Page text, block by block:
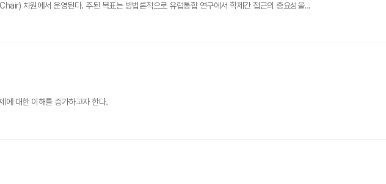
차원에서 운영된다. 주된 목표는 방법론적으로 유럽통합 연구에서 학제간 접근의 중요성을...
에 대한 이해를 증가하고자 한다.